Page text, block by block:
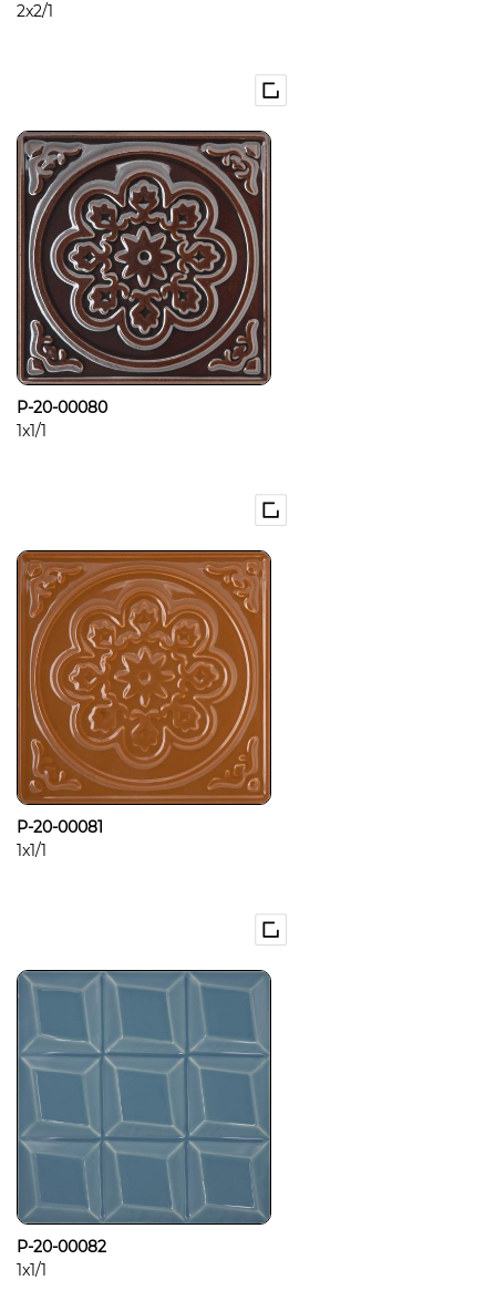
2x2/1
P-20-00080
1x1/1
P-20-00081
1x1/1
P-20-00082
1x1/1